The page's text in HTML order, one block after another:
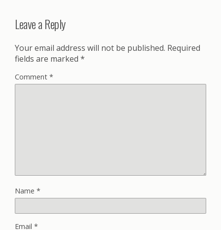
Leave a Reply
Your email address will not be published. Required
fields are marked *
Comment *
Name *
Email *